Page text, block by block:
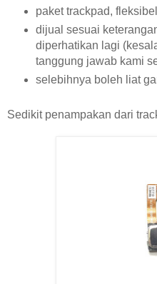
paket trackpad,
dijual sesuai
diperhatikan lagi
tanggung jawab kami
selebihnya boleh liat
Sedikit penampakan dari